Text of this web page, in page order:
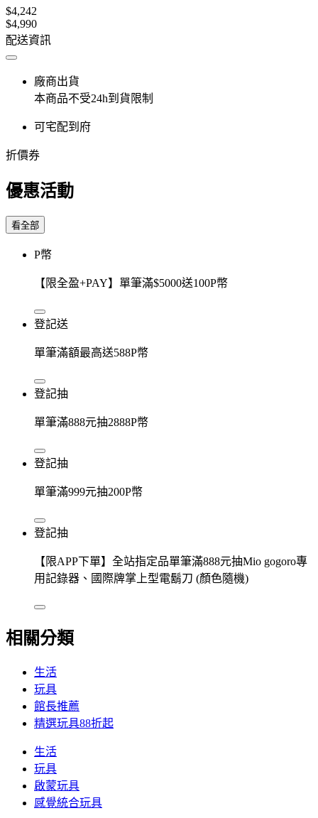
$4,242
$4,990
配送資訊
廠商出貨
本商品不受24h到貨限制
可宅配到府
折價券
優惠活動
看全部
P幣
【限全盈+PAY】單筆滿$5000送100P幣
登記送
單筆滿額最高送588P幣
登記抽
單筆滿888元抽2888P幣
登記抽
單筆滿999元抽200P幣
登記抽
【限APP下單】全站指定品單筆滿888元抽Mio gogoro專
用記錄器、國際牌掌上型電鬍刀 (顏色隨機)
相關分類
生活
玩具
館長推薦
精選玩具88折起
生活
玩具
啟蒙玩具
感覺統合玩具